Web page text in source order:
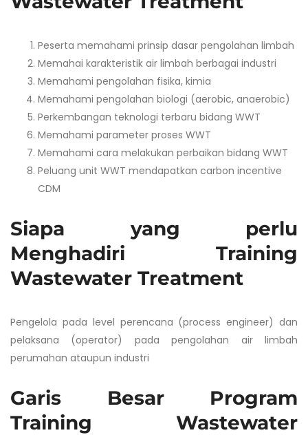
Peserta memahami prinsip dasar pengolahan limbah
Memahai karakteristik air limbah berbagai industri
Memahami pengolahan fisika, kimia
Memahami pengolahan biologi (aerobic, anaerobic)
Perkembangan teknologi terbaru bidang WWT
Memahami parameter proses WWT
Memahami cara melakukan perbaikan bidang WWT
Peluang unit WWT mendapatkan carbon incentive
CDM
Siapa yang perlu
Menghadiri Training
Wastewater Treatment
Pengelola pada level perencana (process engineer) dan
pelaksana (operator) pada pengolahan air limbah
perumahan ataupun industri
Garis Besar Program
Training Wastewater